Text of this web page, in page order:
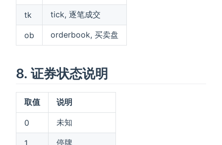
tk tick, 逐笔成交
ob orderbook, 买卖盘
8. 证券状态说明
取值 说明
0 未知
停牌